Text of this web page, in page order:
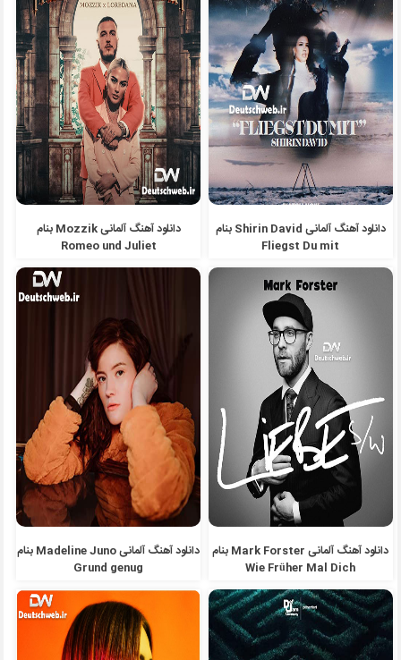
دانلود آهنگ آلمانی Shirin David بنام
Fliegst Du mit
دانلود آهنگ آلمانی Mozzik بنام
Romeo und Juliet
دانلود آهنگ آلمانی Mark Forster بنام
Wie Früher Mal Dich
دانلود آهنگ آلمانی Madeline Juno بنام
Grund genug